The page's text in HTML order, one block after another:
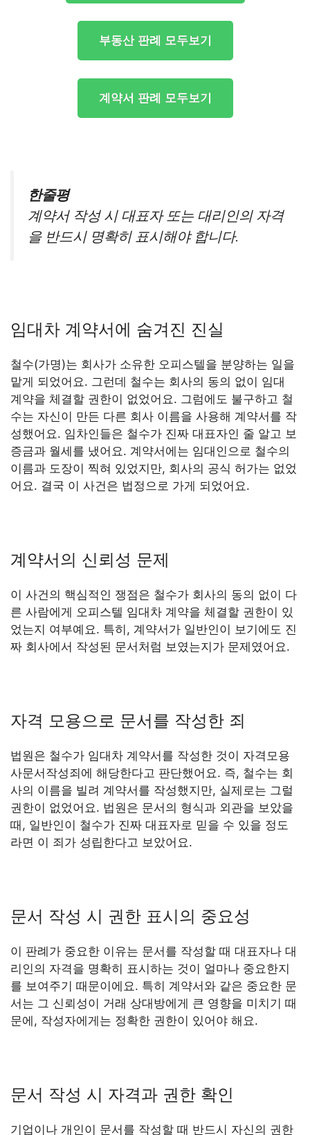
부동산 판례 모두보기
계약서 판례 모두보기
한줄평
계약서 작성 시 대표자 또는 대리인의 자격
을 반드시 명확히 표시해야 합니다.
임대차 계약서에 숨겨진 진실
철수(가명)는 회사가 소유한 오피스텔을 분양하는 일을
맡게 되었어요. 그런데 철수는 회사의 동의 없이 임대
계약을 체결할 권한이 없었어요. 그럼에도 불구하고 철
수는 자신이 만든 다른 회사 이름을 사용해 계약서를 작
성했어요. 임차인들은 철수가 진짜 대표자인 줄 알고 보
증금과 월세를 냈어요. 계약서에는 임대인으로 철수의
이름과 도장이 찍혀 있었지만, 회사의 공식 허가는 없었
어요. 결국 이 사건은 법정으로 가게 되었어요.
계약서의 신뢰성 문제
이 사건의 핵심적인 쟁점은 철수가 회사의 동의 없이 다
른 사람에게 오피스텔 임대차 계약을 체결할 권한이 있
었는지 여부예요. 특히, 계약서가 일반인이 보기에도 진
짜 회사에서 작성된 문서처럼 보였는지가 문제였어요.
자격 모용으로 문서를 작성한 죄
법원은 철수가 임대차 계약서를 작성한 것이 자격모용
사문서작성죄에 해당한다고 판단했어요. 즉, 철수는 회
사의 이름을 빌려 계약서를 작성했지만, 실제로는 그럴
권한이 없었어요. 법원은 문서의 형식과 외관을 보았을
때, 일반인이 철수가 진짜 대표자로 믿을 수 있을 정도
라면 이 죄가 성립한다고 보았어요.
문서 작성 시 권한 표시의 중요성
이 판례가 중요한 이유는 문서를 작성할 때 대표자나 대
리인의 자격을 명확히 표시하는 것이 얼마나 중요한지
를 보여주기 때문이에요. 특히 계약서와 같은 중요한 문
서는 그 신뢰성이 거래 상대방에게 큰 영향을 미치기 때
문에, 작성자에게는 정확한 권한이 있어야 해요.
문서 작성 시 자격과 권한 확인
기업이나 개인이 문서를 작성할 때 반드시 자신의 권한